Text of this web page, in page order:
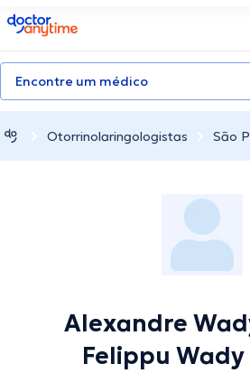
doctoranytime
Encontre um médico
Otorrinolaringologistas São
Alexandre
Felippu Wady